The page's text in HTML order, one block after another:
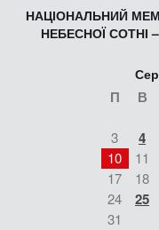
НАЦІОНАЛЬНИЙ
НЕБЕСНОЇ СОТНІ
П В
3 4
10
11
17
18
24
25
31